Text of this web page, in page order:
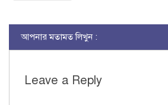
আপনার মতামত লিখুন :
Leave a Reply